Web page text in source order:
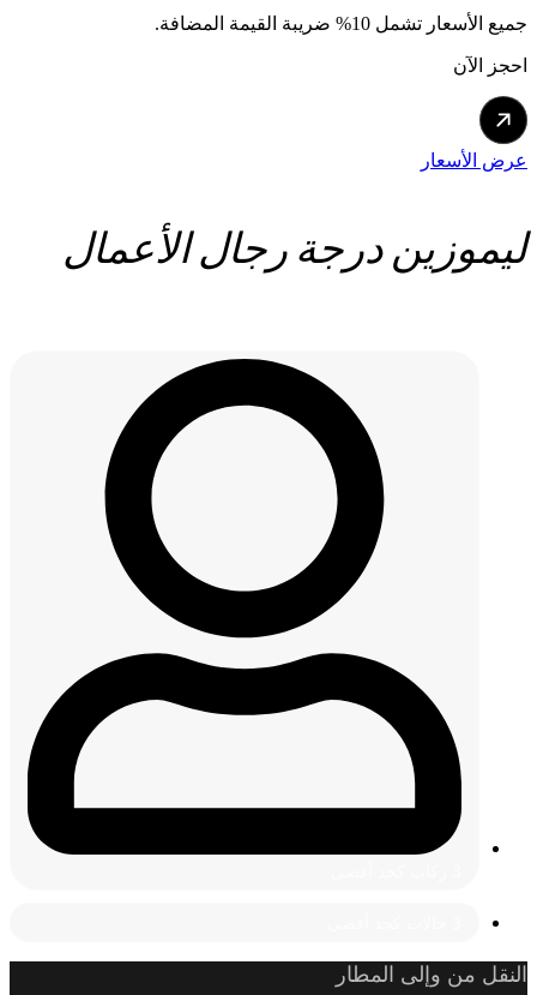
جميع الأسعار تشمل 10% ضريبة القيمة المضافة.
احجز الآن
عرض الأسعار
ليموزين درجة رجال الأعمال
النقل من وإلى المطار